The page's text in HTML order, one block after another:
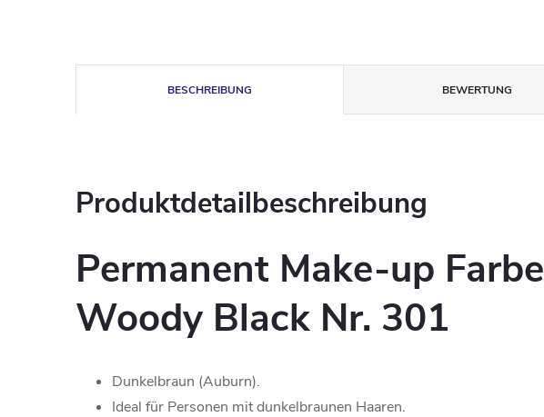
BESCHREIBUNG BEWERTUNG
Produktdetailbeschreibung
Permanent Make-up Farbe
Woody Black Nr. 301
Dunkelbraun (Auburn).
Ideal für Personen mit dunkelbraunen Haaren.